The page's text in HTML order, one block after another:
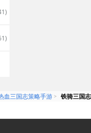
血三国志策略手游
铁骑三国